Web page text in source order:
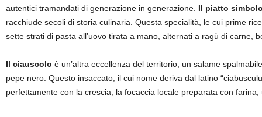
autentici tramandati di generazione in generazione. Il piatto
racchiude secoli di storia culinaria. Questa specialità, le cui prime
sette strati di pasta all’uovo tirata a mano, alternati a ragù di carne,
Il ciauscolo è un’altra eccellenza del territorio, un salame
pepe nero. Questo insaccato, il cui nome deriva dal latino
perfettamente con la crescia, la focaccia locale preparata con farina,